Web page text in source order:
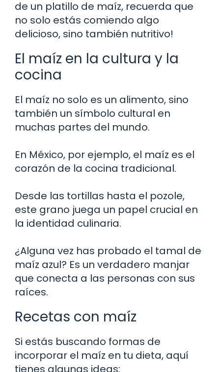
de un platillo de maíz, recuerda que
no solo estás comiendo algo
delicioso, sino también nutritivo!
El maíz en la cultura y la
cocina
El maíz no solo es un alimento, sino
también un símbolo cultural en
muchas partes del mundo.
En México, por ejemplo, el maíz es el
corazón de la cocina tradicional.
Desde las tortillas hasta el pozole,
este grano juega un papel crucial en
la identidad culinaria.
¿Alguna vez has probado el tamal de
maíz azul? Es un verdadero manjar
que conecta a las personas con sus
raíces.
Recetas con maíz
Si estás buscando formas de
incorporar el maíz en tu dieta, aquí
tienes algunas ideas: